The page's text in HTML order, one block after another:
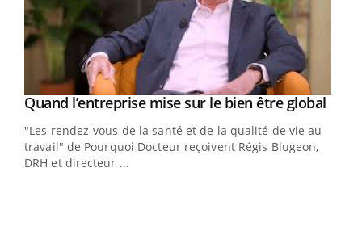
Youtube
Quand l’entreprise mise sur le bien être global
"Les rendez-vous de la santé et de la qualité de vie au
travail" de Pourquoi Docteur reçoivent Régis Blugeon,
DRH et directeur ...